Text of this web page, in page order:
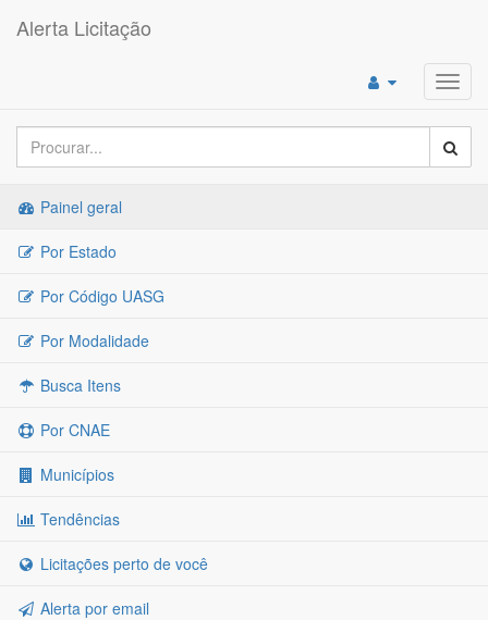
Alerta Licitação
Painel geral
Por Estado
Por Código UASG
Por Modalidade
Busca Itens
Por CNAE
Municípios
Tendências
Licitações perto de você
Alerta por email